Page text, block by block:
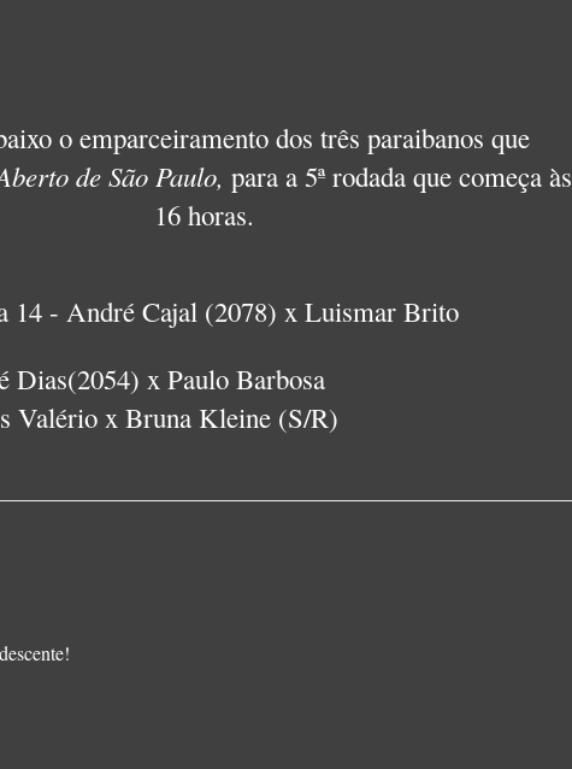
o emparceiramento dos três paraibanos que
de São Paulo, para a 5ª rodada que começa às
16 horas.
14 - André Cajal (2078) x Luismar Brito
Dias(2054) x Paulo Barbosa
Valério x Bruna Kleine (S/R)